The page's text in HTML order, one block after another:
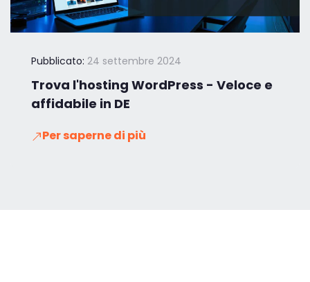
Pubblicato: 24 settembre 2024
Trova l'hosting WordPress - Veloce e
affidabile in DE
Per saperne di più